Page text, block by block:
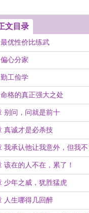
文目录
优性价比练武
心分家
工俭学
格的真正强大之处
别问，问就是前十
真诚才是必杀技
我承认他让我意外，但我不
该在的人不在，累了！
少年之威，犹胜猛虎
人生哪得几回醉